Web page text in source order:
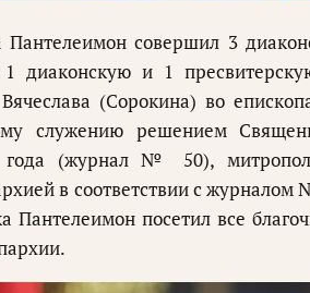
совершил 3
диаконскую и 1
(Сорокина) во
служению решением
(журнал № 50),
в соответствии с журналом
Пантелеимон посетил все